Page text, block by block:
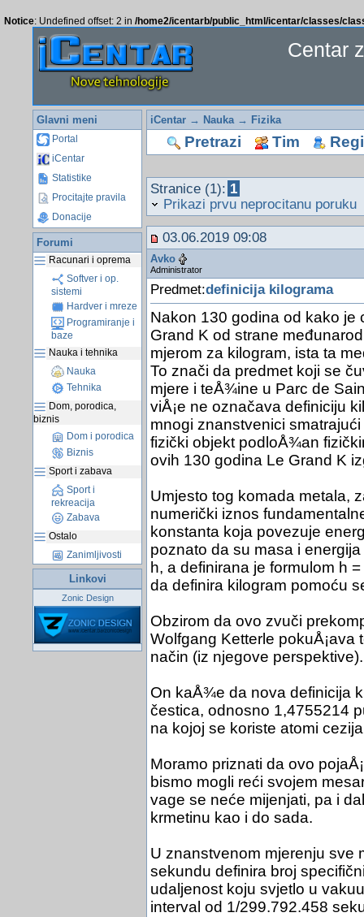
Notice: Undefined offset: 2 in /home2/icentarb/public_html/icentar/classes/
Centar
Glavni meni
Portal
iCentar
Statistike
Procitajte pravila
Donacije
Forumi
Racunari i oprema
Softver i op.
sistemi
Hardver i mreze
Programiranje i
baze
Nauka i tehnika
Nauka
Tehnika
Dom, porodica,
biznis
Dom i porodica
Biznis
Sport i zabava
Sport i
rekreacija
Zabava
Ostalo
Zanimljivosti
Linkovi
Zonic Design
iCentar→ Nauka→ Fizika
Pretrazi Tim
Stranice (1): 1
Prikazi prvu neprocitanu poruku
03.06.2019 09:08
Avko
Administrator
Predmet:definicija kilograma
Nakon 130 godina od kako je
Grand K od strane
mjerom za kilogram, ista ta
To znači da predmet koji se
mjere i teÅ¾ine u Parc de
viÅ¡e ne označava definiciju
mnogi znanstvenici
fizički objekt podloÅ¾an
ovih 130 godina Le Grand K
Umjesto tog komada metala,
numerički iznos
konstanta koja povezuje
poznato da su masa i
h, a definirana je formulom h
da definira kilogram pomoću
Obzirom da ovo zvuči
Wolfgang Ketterle
način (iz njegove perspektive).
On kaÅ¾e da nova definicija
čestica, odnosno 1,4755214
na kojoj se koriste atomi
Moramo priznati da ovo
bismo mogli reći svojem
vage se neće mijenjati, pa i
krmetinu kao i do sada.
U znanstvenom mjerenju sve
sekundu definira broj
udaljenost koju svjetlo u
interval od 1/299.792.458